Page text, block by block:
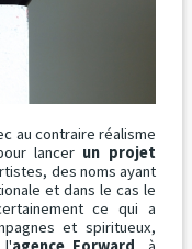
au contraire réalisme
lancer un projet
des noms ayant
et dans le cas le
ce qui a
et spiritueux,